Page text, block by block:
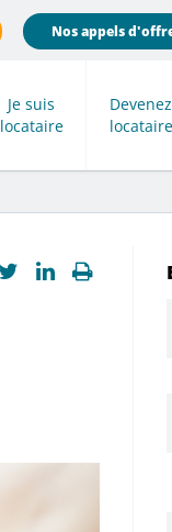
Nos appels
Je suis
locataire
Devenez
locataire